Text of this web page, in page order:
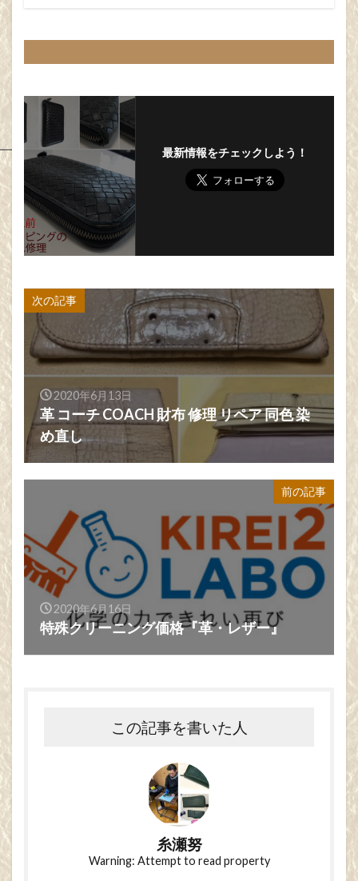
最新情報をチェックしよう！
次の記事
2020年6月13日
革 コーチ COACH 財布 修理 リペア 同色 染
め直し
前の記事
2020年6月16日
特殊クリーニング価格『革・レザー』
この記事を書いた人
糸瀬努
Warning: Attempt to read property